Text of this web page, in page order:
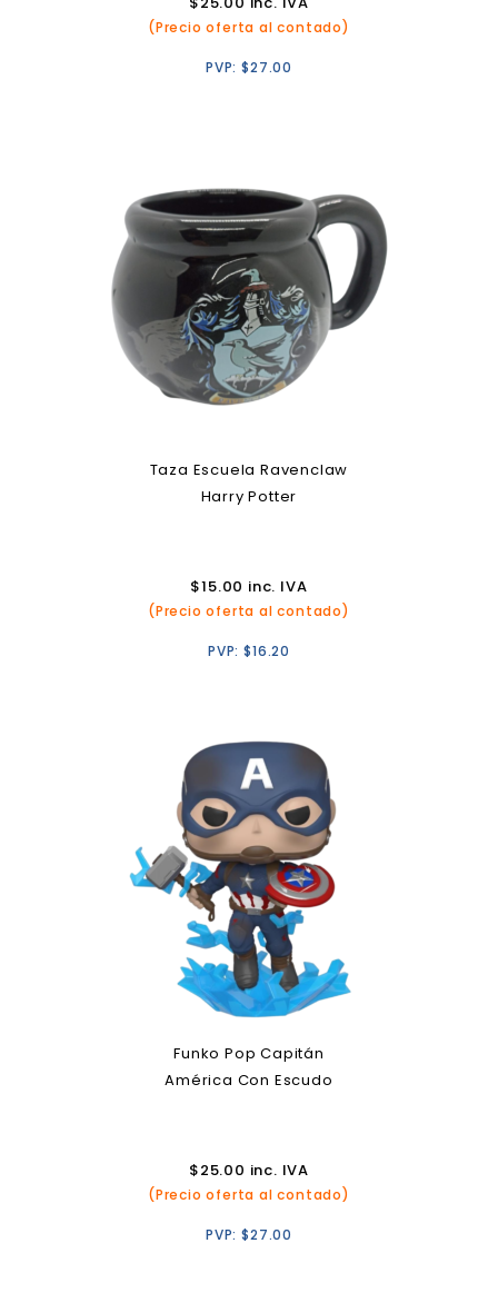
(Precio oferta al contado)
PVP:$27.00
Taza Escuela Ravenclaw
Harry Potter
$15.00 inc. IVA
(Precio oferta al contado)
PVP:$16.20
Funko Pop Capitán
América Con Escudo
$25.00 inc. IVA
(Precio oferta al contado)
PVP:$27.00